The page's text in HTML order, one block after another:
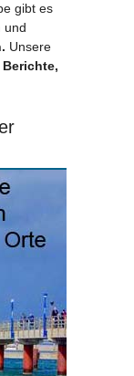
gibt es
und
Unsere
Berichte,